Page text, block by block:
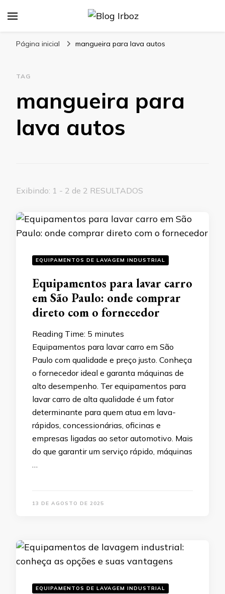
Página inicial mangueira para lava autos
TAG
mangueira para
lava autos
Exibindo: 1 - 2 de 2 RESULTADOS
EQUIPAMENTOS DE LAVAGEM INDUSTRIAL
Equipamentos para lavar carro
em São Paulo: onde comprar
direto com o fornecedor
Reading Time: 5 minutes
Equipamentos para lavar carro em São
Paulo com qualidade e preço justo. Conheça
o fornecedor ideal e garanta máquinas de
alto desempenho. Ter equipamentos para
lavar carro de alta qualidade é um fator
determinante para quem atua em lava-
rápidos, concessionárias, oficinas e
empresas ligadas ao setor automotivo. Mais
do que garantir um serviço rápido, máquinas
…
13 DE AGOSTO DE 2025
EQUIPAMENTOS DE LAVAGEM INDUSTRIAL